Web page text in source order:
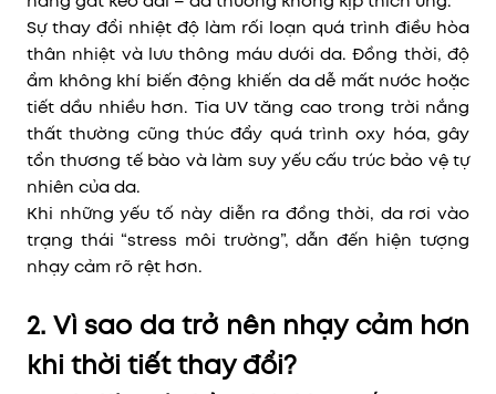
Sự thay đổi nhiệt độ làm rối loạn quá trình điều hòa
thân nhiệt và lưu thông máu dưới da. Đồng thời, độ
ẩm không khí biến động khiến da dễ mất nước hoặc
tiết dầu nhiều hơn. Tia UV tăng cao trong trời nắng
thất thường cũng thúc đẩy quá trình oxy hóa, gây
tổn thương tế bào và làm suy yếu cấu trúc bảo vệ tự
nhiên của da.
Khi những yếu tố này diễn ra đồng thời, da rơi vào
trạng thái “stress môi trường”, dẫn đến hiện tượng
nhạy cảm rõ rệt hơn.
2. Vì sao da trở nên nhạy cảm hơn
khi thời tiết thay đổi?